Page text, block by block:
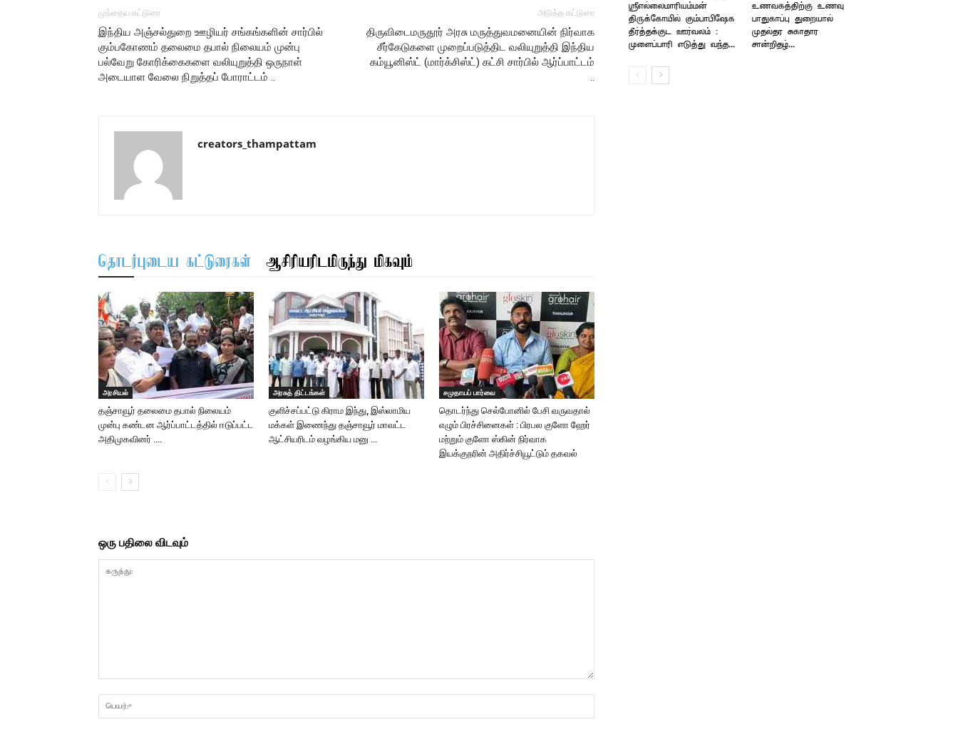
முந்தைய கட்டுரை
இந்திய அஞ்சல்துறை ஊழியர் சங்கங்களின் சார்பில்
கும்பகோணம் தலைமை தபால் நிலையம் முன்பு
பல்வேறு கோரிக்கைகளை வலியுறுத்தி ஒருநாள்
அடையாள வேலை நிறுத்தப் போராட்டம் ..
அடுத்த கட்டுரை
திருவிடைமருதூர் அரசு மருத்துவமனையின் நிர்வாக
சீர்கேடுகளை முறைப்படுத்திட வலியுறுத்தி இந்திய
கம்யூனிஸ்ட் (மார்க்சிஸ்ட்) கட்சி சார்பில் ஆர்ப்பாட்டம்
creators_thampattam
தொடர்புடைய கட்டுரைகள் ஆசிரியரிடமிருந்து மிகவும்
அரசியல்
தஞ்சாவூர் தலைமை தபால் நிலையம்
முன்பு கண்டன ஆர்ப்பாட்டத்தில் ஈடுப்பட்ட
அதிமுகவினர் ….
அரசுத் திட்டங்கள்
குளிச்சப்பட்டு கிராம இந்து, இஸ்லாமிய
மக்கள் இணைந்து தஞ்சாவூர் மாவட்ட
ஆட்சியரிடம் வழங்கிய மனு …
சமுதாயப் பார்வை
தொடர்ந்து செல்போனில் பேசி வருவதால்
எழும் பிரச்சினைகள் : பிரபல குளோ ஹேர்
மற்றும் குளோ ஸ்கின் நிர்வாக
இயக்குநரின் அதிர்ச்சியூட்டும் தகவல்
ஒரு பதிலை விடவும்
ஸ்ரீஎல்லைமாரியம்மன்
திருக்கோயில் கும்பாபிஷேக
தீர்த்தக்குட ஊர்வலம் :
முளைப்பாரி எடுத்து வந்த...
உணவகத்திற்கு உணவு
பாதுகாப்பு துறையால்
முதல்தர சுகாதார
சான்றிதழ்...